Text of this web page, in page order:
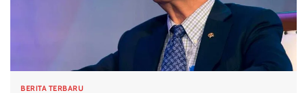
BERITA TERBARU